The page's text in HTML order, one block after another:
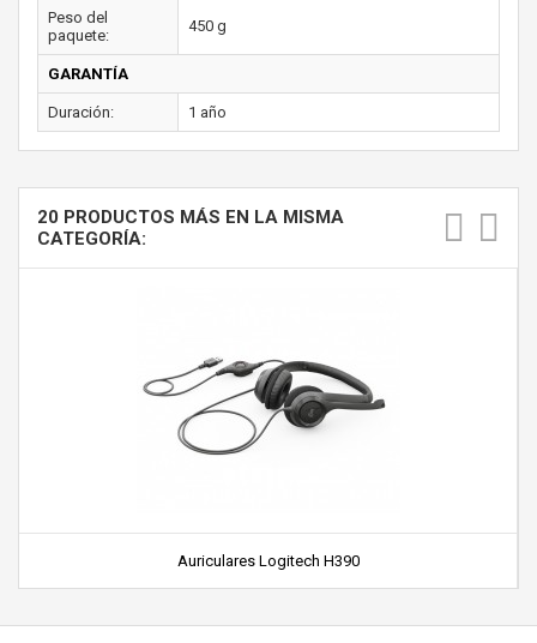
Peso del
paquete:
450 g
GARANTÍA
Duración: 1 año
20 PRODUCTOS MÁS EN LA MISMA
CATEGORÍA:
Auriculares Logitech H390